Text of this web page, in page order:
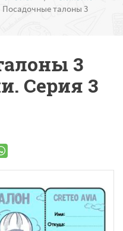
Посадочные талоны 3
3
Серия 3